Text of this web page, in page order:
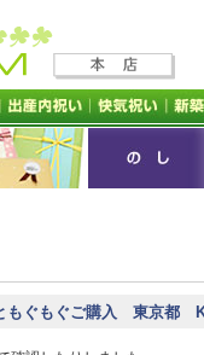
もぐもぐご購入 東京都